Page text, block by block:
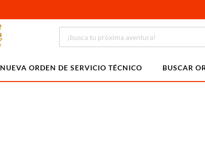
NUEVA ORDEN DE SERVICIO TÉCNICO BUSCAR